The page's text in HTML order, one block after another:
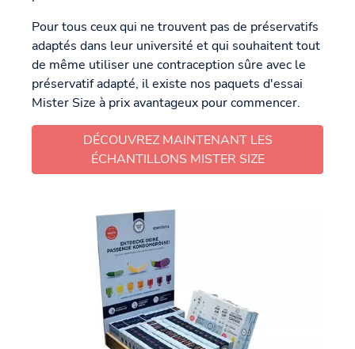
Pour tous ceux qui ne trouvent pas de préservatifs
adaptés dans leur université et qui souhaitent tout
de même utiliser une contraception sûre avec le
préservatif adapté, il existe nos paquets d'essai
Mister Size à prix avantageux pour commencer.
DÉCOUVREZ MAINTENANT LES
ÉCHANTILLONS MISTER SIZE